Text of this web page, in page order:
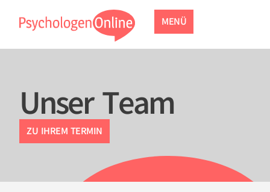
MENÜ
Unser Team
ZU IHREM TERMIN